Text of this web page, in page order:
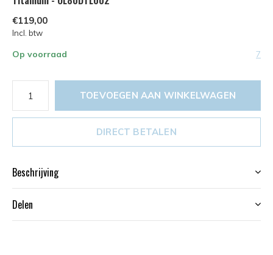
€119,00
Incl. btw
Op voorraad 7
TOEVOEGEN AAN WINKELWAGEN
DIRECT BETALEN
Beschrijving
Delen